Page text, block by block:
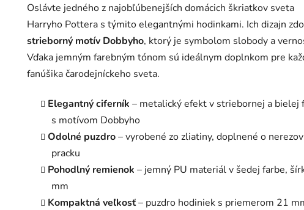
Oslávte jedného z najobľúbenejších domácich škriatkov sveta
Harryho Pottera s týmito elegantnými hodinkami. Ich dizajn
strieborný motív Dobbyho, ktorý je symbolom slobody a
Vďaka jemným farebným tónom sú ideálnym doplnkom pre
fanúšika čarodejníckeho sveta.
Elegantný ciferník – metalický efekt v striebornej a bielej
s motívom Dobbyho
Odolné puzdro– vyrobené zo zliatiny, doplnené o
pracku
Pohodlný remienok – jemný PU materiál v šedej farbe,
mm
Kompaktná veľkosť– puzdro hodiniek s priemerom 21